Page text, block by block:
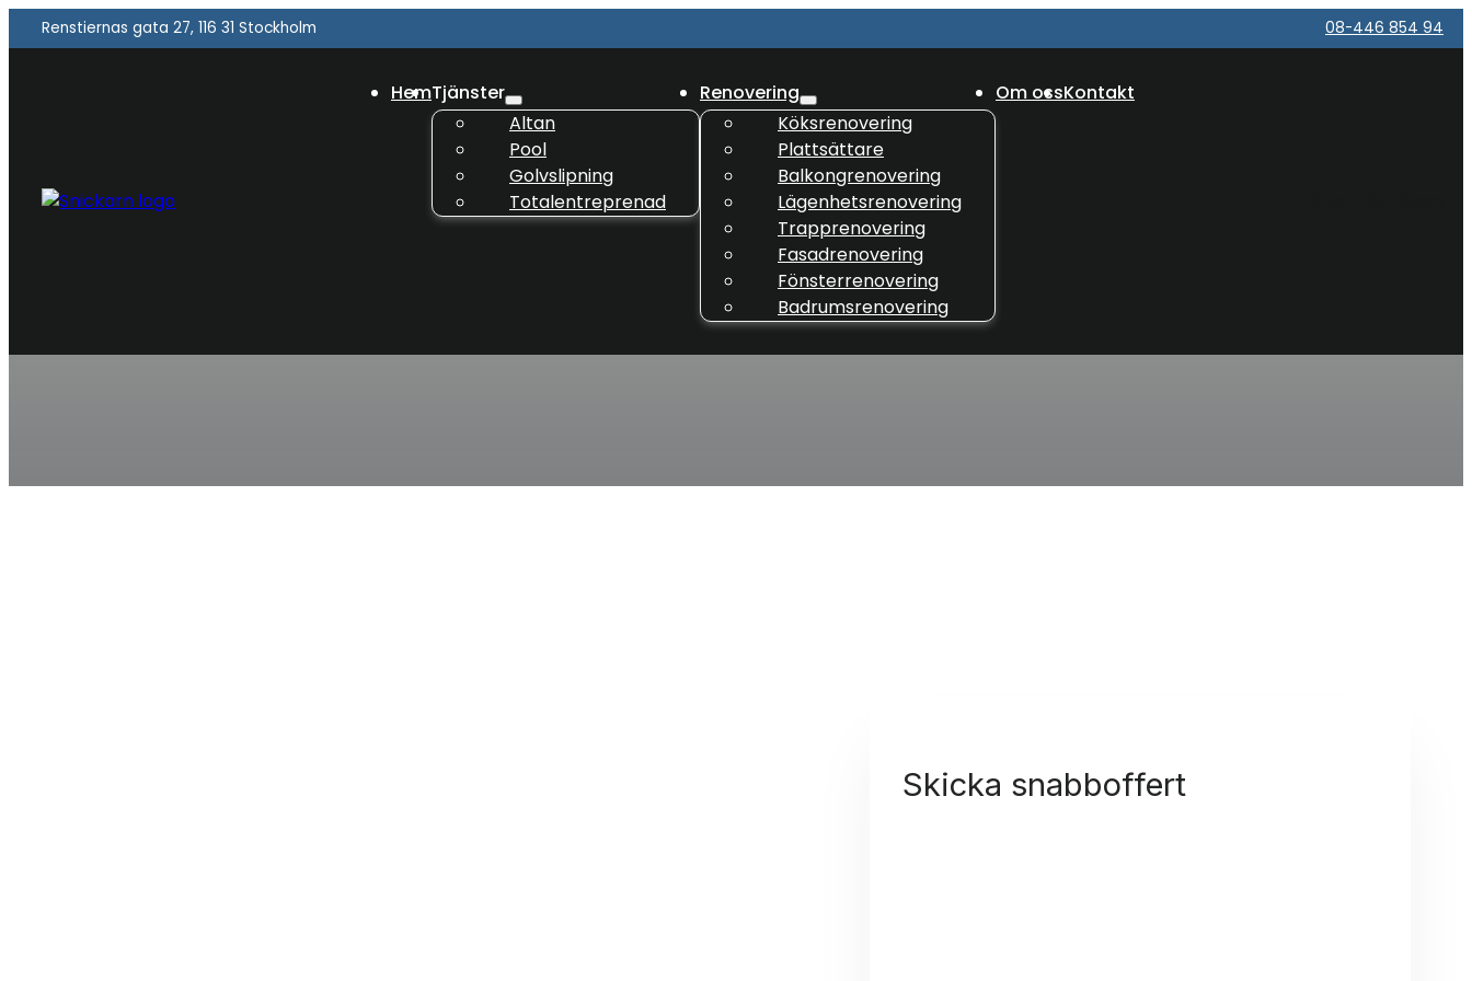
Renstiernas gata 27, 116 31 Stockholm 08-446 854 94
HemTjänster
Altan
Pool
Golvslipning
Totalentreprenad
Renovering
Köksrenovering
Plattsättare
Balkongrenovering
Lägenhetsrenovering
Trapprenovering
Fasadrenovering
Fönsterrenovering
Badrumsrenovering
Om ossKontakt
Skicka snabboffert